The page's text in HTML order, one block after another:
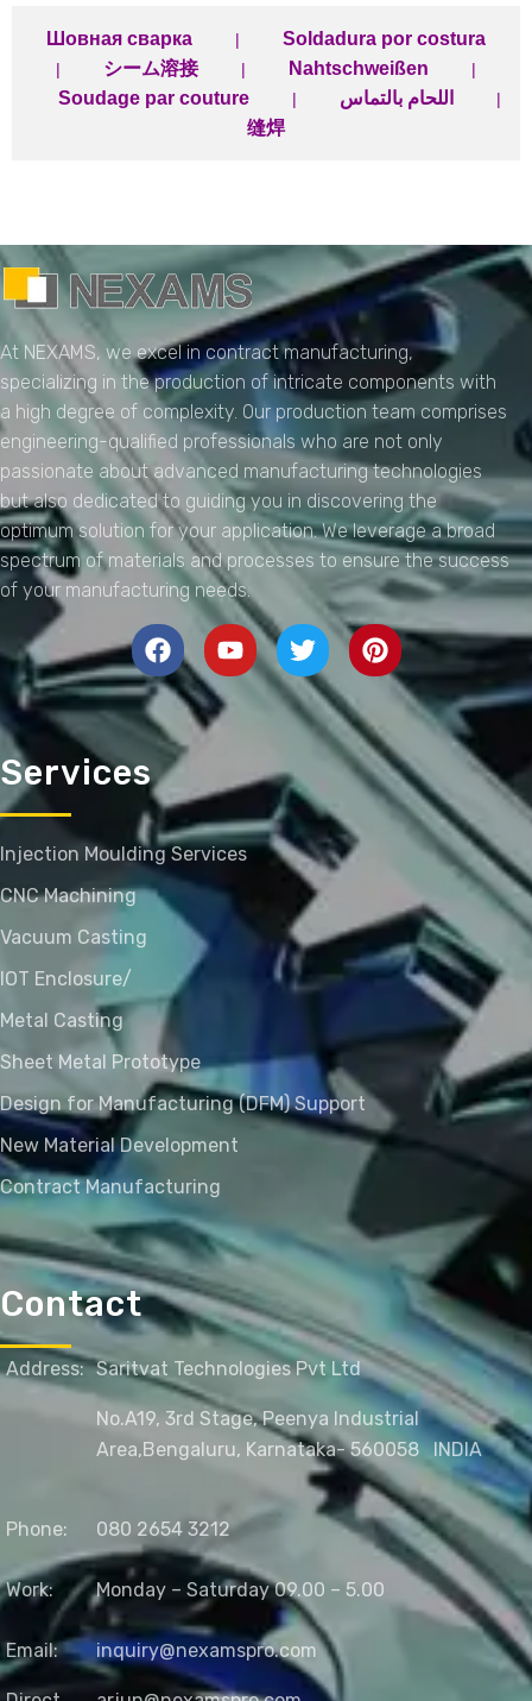
Шовная сварка | Soldadura por costura
| シーム溶接 | Nahtschweißen |
Soudage par couture | اللحام بالتماس |
缝焊
NEXAMS
At NEXAMS, we excel in contract manufacturing,
specializing in the production of intricate components with
a high degree of complexity. Our production team comprises
engineering-qualified professionals who are not only
passionate about advanced manufacturing technologies
but also dedicated to guiding you in discovering the
optimum solution for your application. We leverage a broad
spectrum of materials and processes to ensure the success
of your manufacturing needs.
Services
Injection Moulding Services
CNC Machining
Vacuum Casting
IOT Enclosure/
Metal Casting
Sheet Metal Prototype
Design for Manufacturing (DFM) Support
New Material Development
Contract Manufacturing
Contact
Address: Saritvat Technologies Pvt Ltd
No.A19, 3rd Stage, Peenya Industrial
Area,Bengaluru, Karnataka- 560058INDIA
Phone: 080 2654 3212
Work: Monday – Saturday 09.00 – 5.00
Email: inquiry@nexamspro.com